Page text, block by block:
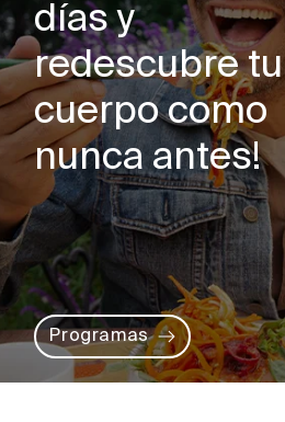
días y
redescubre tu
cuerpo como
nunca antes!
Programas